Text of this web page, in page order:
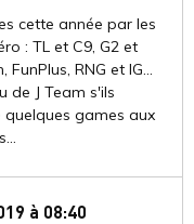
cette année par les
: TL et C9, G2 et
RNG et IG...
de J Team s'ils
games aux
à 08:40